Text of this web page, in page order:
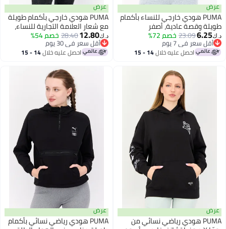
عرض
PUMA هودي خارجي للنساء بأكمام
طويلة وقصة عادية، أصفر
د.ك‏6.25
23.09خصم 72%
أقل سعر في 7 يوم
أقل سعر في 7 يوماحصل عليه خلال 14 - 15
عرض
PUMA هودي خارجي بأكمام طويلة
مع شعار العلامة التجارية للنساء،
أسود
د.ك‏12.80
28.40خصم 54%
أقل سعر في 30 يوم
أقل سعر في 30 يوماحصل عليه خلال 14 - 15
عرض
PUMA هودي رياضي نسائي من
عرض
PUMA هودي رياضي نسائي بأكمام